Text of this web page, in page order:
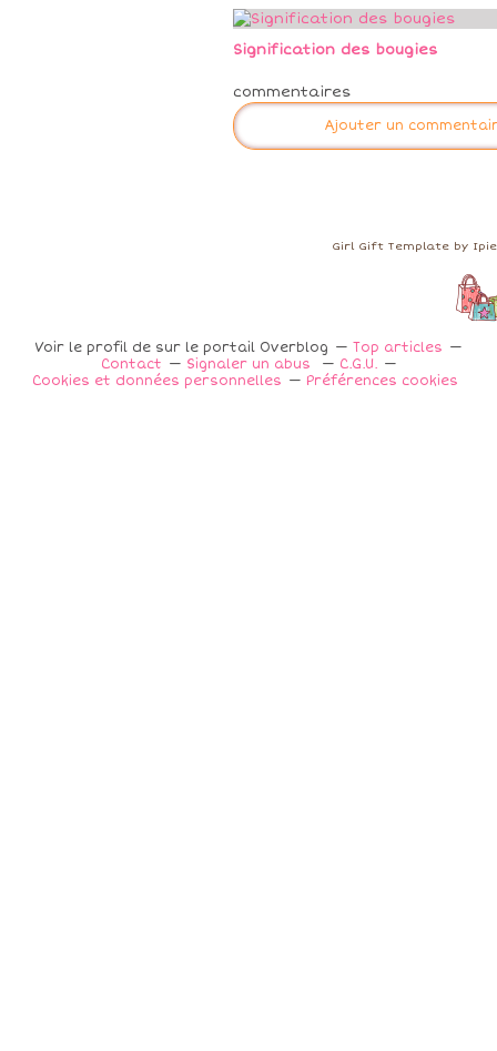
Signification des bougies
commentaires
Ajouter un
Girl Gift Template by
Voir le profil de sur le portail Overblog
Top articles
Contact
Signaler un abus
C.G.U.
Cookies et données personnelles
Préférences cookies